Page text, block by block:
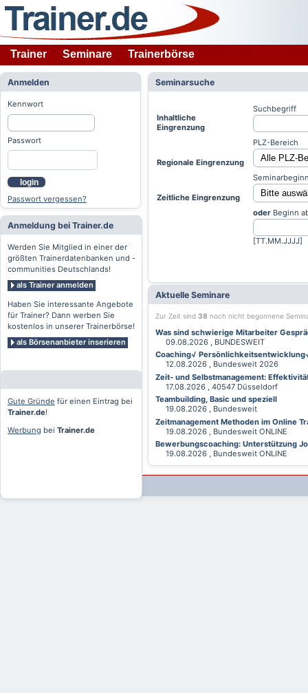
Trainer Seminare Trainerbörse
Anmelden
Kennwort
Passwort
login
Passwort vergessen?
Anmeldung bei Trainer.de
Werden Sie Mitglied in einer der
größten Trainerdatenbanken und -
communities Deutschlands!
als Trainer anmelden
Haben Sie interessante Angebote
für Trainer? Dann werben Sie
kostenlos in unserer Trainerbörse!
als Börsenanbieter inserieren
Gute Gründe für einen Eintrag bei
Trainer.de!
Werbung bei Trainer.de
Seminarsuche
Inhaltliche
Eingrenzung
Suchbegriff
Regionale Eingrenzung
PLZ-Bereich
Zeitliche Eingrenzung
oder Beginn
[TT.MM.JJJJ]
Aktuelle Seminare
Zur Zeit sind 38 noch nicht begonnene
Was sind schwierige Mitarbeiter
09.08.2026 , BUNDESWEIT
Coaching√
12.08.2026 , Bundesweit 2026
Zeit- und Selbstmanagement:
17.08.2026 , 40547 Düsseldorf
Teambuilding, Basic und speziell
19.08.2026 , Bundesweit
Zeitmanagement Methoden im Online
19.08.2026 , Bundesweit ONLINE
Bewerbungscoaching: Unterstützung
19.08.2026 , Bundesweit ONLINE